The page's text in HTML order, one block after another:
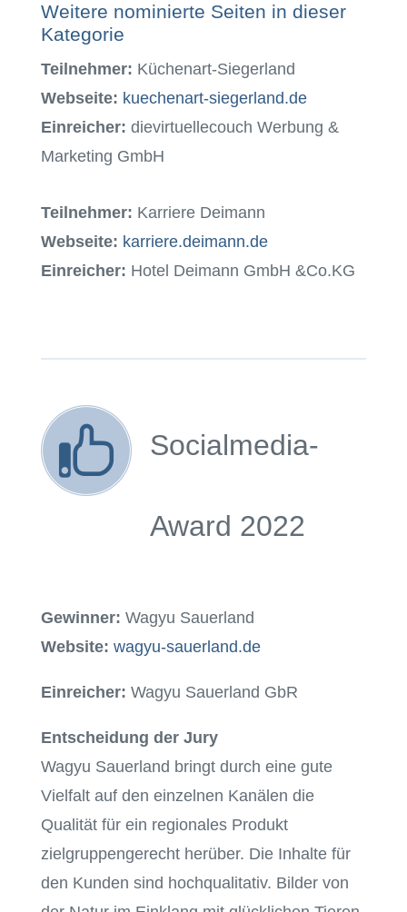
Weitere nominierte Seiten in dieser
Kategorie
Teilnehmer: Küchenart-Siegerland
Webseite: kuechenart-siegerland.de
Einreicher: dievirtuellecouch Werbung &
Marketing GmbH
Teilnehmer: Karriere Deimann
Webseite: karriere.deimann.de
Einreicher: Hotel Deimann GmbH &Co.KG
Socialmedia-
Award 2022
Gewinner: Wagyu Sauerland
Website: wagyu-sauerland.de
Einreicher: Wagyu Sauerland GbR
Entscheidung der Jury
Wagyu Sauerland bringt durch eine gute
Vielfalt auf den einzelnen Kanälen die
Qualität für ein regionales Produkt
zielgruppengerecht herüber. Die Inhalte für
den Kunden sind hochqualitativ. Bilder von